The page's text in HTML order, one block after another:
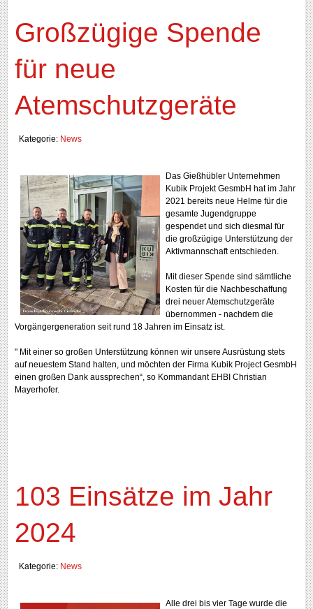
Großzügige Spende
für neue
Atemschutzgeräte
Kategorie: News
Das Gießhübler Unternehmen
Kubik Projekt GesmbH hat im Jahr
2021 bereits neue Helme für die
gesamte Jugendgruppe
gespendet und sich diesmal für
die großzügige Unterstützung der
Aktivmannschaft entschieden.
Mit dieser Spende sind sämtliche
Kosten für die Nachbeschaffung
drei neuer Atemschutzgeräte
übernommen - nachdem die
Vorgängergeneration seit rund 18 Jahren im Einsatz ist.
" Mit einer so großen Unterstützung können wir unsere Ausrüstung stets
auf neuestem Stand halten, und möchten der Firma Kubik Project GesmbH
einen großen Dank aussprechen“, so Kommandant EHBI Christian
Mayerhofer.
103 Einsätze im Jahr
2024
Kategorie: News
Alle drei bis vier Tage wurde die